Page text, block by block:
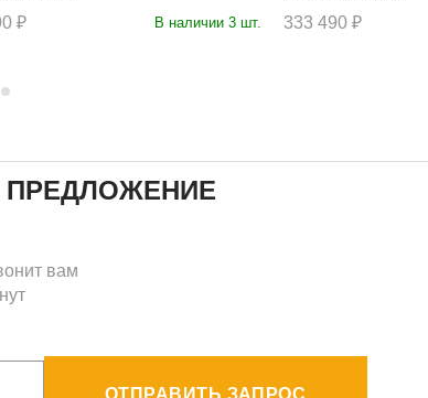
₽
В наличии 3 шт.
333 490 ₽
ПРЕДЛОЖЕНИЕ
вам
ОТПРАВИТЬ ЗАПРОС